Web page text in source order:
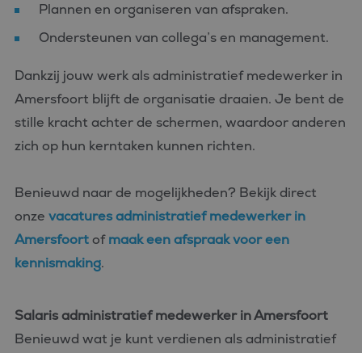
Plannen en organiseren van afspraken.
Ondersteunen van collega’s en management.
Dankzij jouw werk als administratief medewerker in
Amersfoort blijft de organisatie draaien. Je bent de
stille kracht achter de schermen, waardoor anderen
zich op hun kerntaken kunnen richten.
Benieuwd naar de mogelijkheden? Bekijk direct
onze vacatures administratief medewerker in
Amersfoortofmaak een afspraak voor een
kennismaking.
Salaris administratief medewerker in Amersfoort
Benieuwd wat je kunt verdienen als administratief